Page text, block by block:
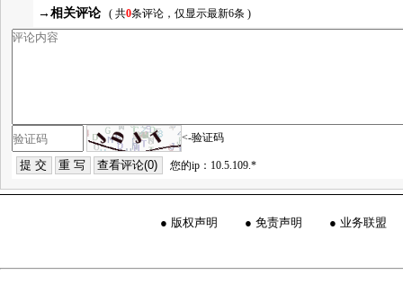
→相关评论 ( 共0条评论，仅显示最新6条 )
<-验证码
您的ip：10.5.109.*
● 版权声明 ● 免责声明 ● 业务联盟